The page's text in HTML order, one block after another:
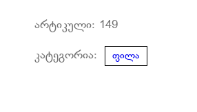
არტიკული: 149
კატეგორია: ფილა